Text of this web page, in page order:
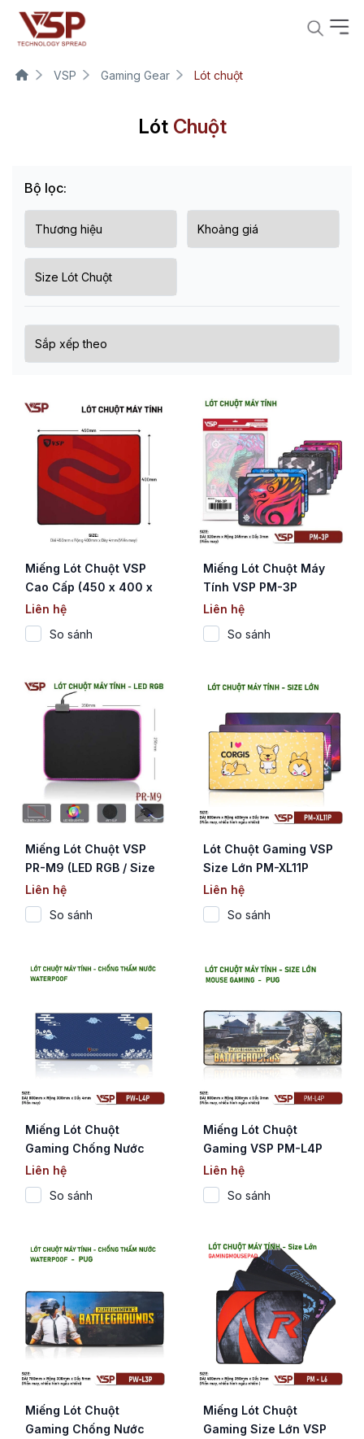
VSP Gaming Gear Lót chuột
LótChuột
Bộ lọc:
Miếng Lót Chuột VSP
Cao Cấp (450 x 400 x
4mm / Viền May / Đế
Cao Su)
Liên hệ
So sánh
Miếng Lót Chuột Máy
Tính VSP PM-3P
(320x245x3mm / May
Viền / Nhiều Họa Tiết)
Liên hệ
So sánh
Miếng Lót Chuột VSP
PR-M9 (LED RGB / Size
Nhỏ 350x250mm /
Chống Trượt)
Liên hệ
So sánh
Lót Chuột Gaming VSP
Size Lớn PM-XL11P
(800x400x3mm / May
Viền / Nhiều Hình)
Liên hệ
So sánh
Miếng Lót Chuột
Gaming Chống Nước
VSP PW-L4P
(Waterproof /
800x300mm / May
Liên hệ
So sánh
Miếng Lót Chuột
Gaming VSP PM-L4P
Chủ Đề PUBG (Size Lớn
800x300mm / May
Viền)
Liên hệ
So sánh
Miếng Lót Chuột
Gaming Chống Nước
Miếng Lót Chuột
Gaming Size Lớn VSP